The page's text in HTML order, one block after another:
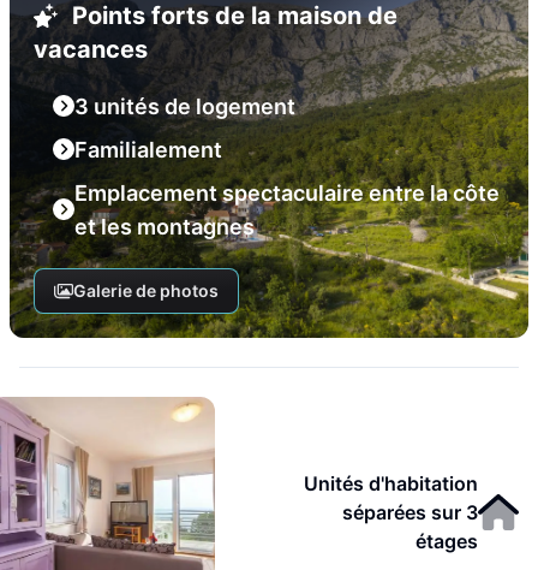
Points forts de la maison de
vacances
3 unités de logement
Familialement
Emplacement spectaculaire entre la côte
et les montagnes
Galerie de photos
Unités d'habitation
séparées sur 3
étages